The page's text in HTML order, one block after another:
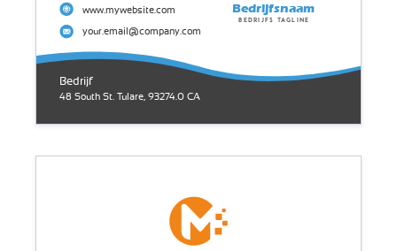
48 South St. Tulare, 93274.0 CA
Bedrijf
www.mywebsite.com
your.email@company.com
Bedrijfsnaam
Bedrijfs tagline